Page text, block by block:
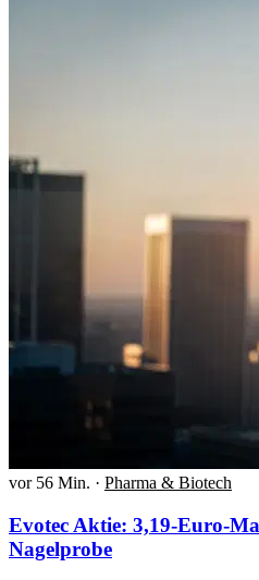
vor 56 Min. · Pharma & Biotech
Evotec Aktie: 3,19-Euro-
Nagelprobe